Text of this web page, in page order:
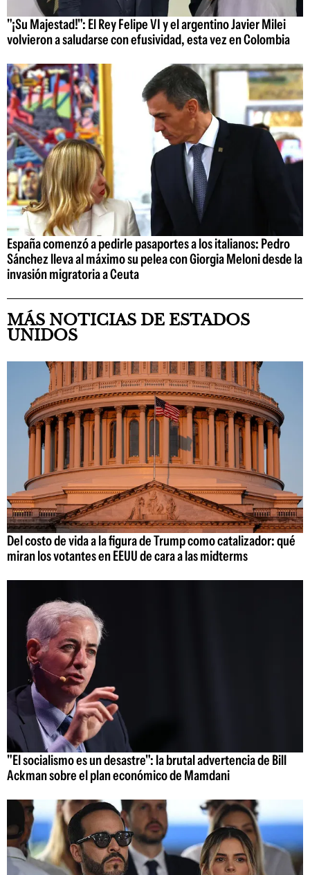
"¡Su Majestad!": El Rey Felipe VI y el argentino Javier Milei
volvieron a saludarse con efusividad, esta vez en Colombia
España comenzó a pedirle pasaportes a los italianos: Pedro
Sánchez lleva al máximo su pelea con Giorgia Meloni desde la
invasión migratoria a Ceuta
MÁS NOTICIAS DE ESTADOS
UNIDOS
Del costo de vida a la figura de Trump como catalizador: qué
miran los votantes en EEUU de cara a las midterms
"El socialismo es un desastre": la brutal advertencia de Bill
Ackman sobre el plan económico de Mamdani